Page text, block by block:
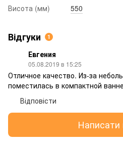
Висота (мм)
550
Відгуки 1
Евгения
05.08.2019 в 15:25
Отличное качество. Из-за
поместилась в компактной
Відповісти
Написати